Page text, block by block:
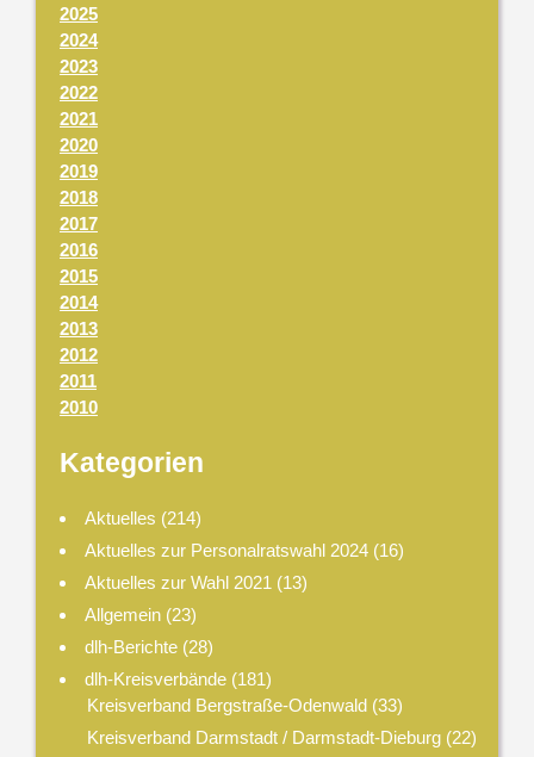
2025
2024
2023
2022
2021
2020
2019
2018
2017
2016
2015
2014
2013
2012
2011
2010
Kategorien
Aktuelles (214)
Aktuelles zur Personalratswahl 2024 (16)
Aktuelles zur Wahl 2021 (13)
Allgemein (23)
dlh-Berichte (28)
dlh-Kreisverbände (181)
Kreisverband Bergstraße-Odenwald(33)
Kreisverband Darmstadt / Darmstadt-Dieburg(22)